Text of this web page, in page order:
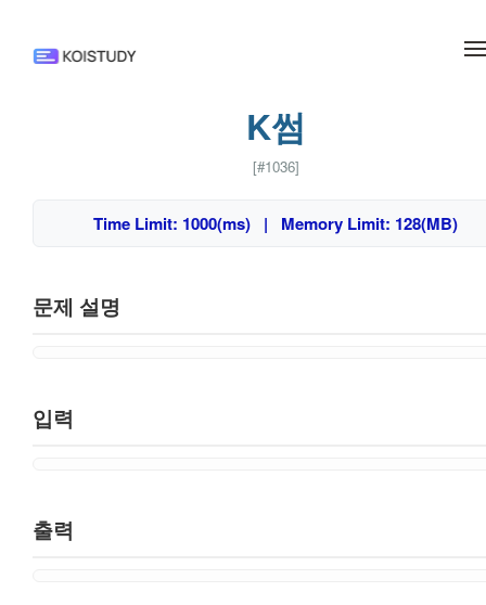
K썸
[#1036]
Time Limit: 1000(ms) | Memory Limit: 128(MB)
문제 설명
입력
출력